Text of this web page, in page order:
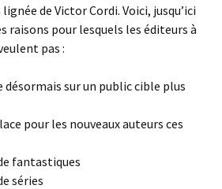
de Victor Cordi. Voici, jusqu’ici
raisons pour lesquels les éditeurs à
pas :
désormais sur un public cible plus
pour les nouveaux auteurs ces
fantastiques
séries